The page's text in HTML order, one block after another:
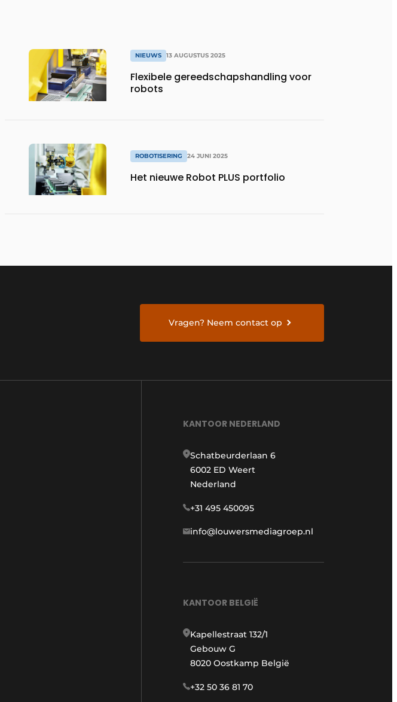
NIEUWS 13 AUGUSTUS 2025
Flexibele gereedschapshandling voor
robots
ROBOTISERING 24 JUNI 2025
Het nieuwe Robot PLUS portfolio
Vragen? Neem contact op
KANTOOR NEDERLAND
Schatbeurderlaan 6
6002 ED Weert
Nederland
+31 495 450095
info@louwersmediagroep.nl
KANTOOR BELGIË
Kapellestraat 132/1
Gebouw G
8020 Oostkamp België
+32 50 36 81 70